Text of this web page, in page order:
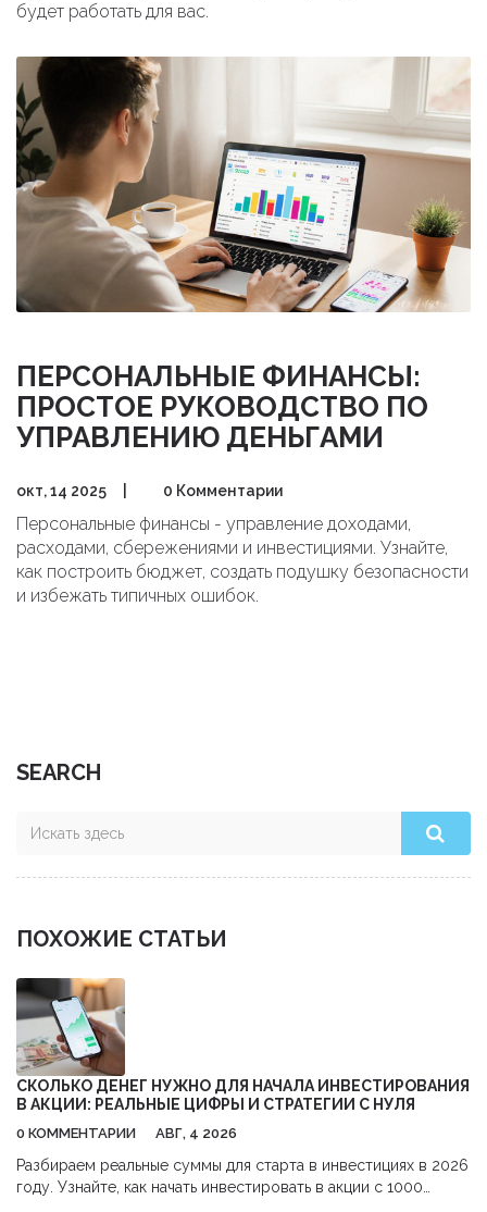
будет работать для вас.
ПЕРСОНАЛЬНЫЕ ФИНАНСЫ:
ПРОСТОЕ РУКОВОДСТВО ПО
УПРАВЛЕНИЮ ДЕНЬГАМИ
окт, 14 2025 0 Комментарии
Персональные финансы - управление доходами,
расходами, сбережениями и инвестициями. Узнайте,
как построить бюджет, создать подушку безопасности
и избежать типичных ошибок.
SEARCH
ПОХОЖИЕ СТАТЬИ
СКОЛЬКО ДЕНЕГ НУЖНО ДЛЯ НАЧАЛА ИНВЕСТИРОВАНИЯ
В АКЦИИ: РЕАЛЬНЫЕ ЦИФРЫ И СТРАТЕГИИ С НУЛЯ
0 КОММЕНТАРИИ АВГ, 4 2026
Разбираем реальные суммы для старта в инвестициях в 2026
году. Узнайте, как начать инвестировать в акции с 1000